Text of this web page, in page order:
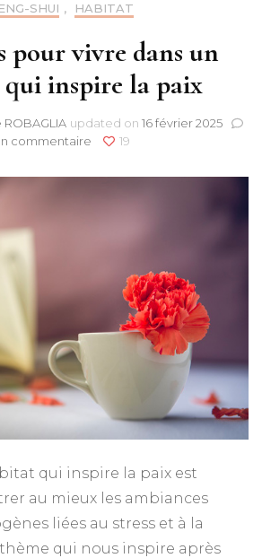
SHUI , HABITAT
pour vivre dans un
inspire la paix
updated on 16 février 2025
commentaire
sur
conseils
inspire
paix
19
qui inspire la paix est
au mieux les ambiances
liées au stress et à la
thème qui nous inspire après